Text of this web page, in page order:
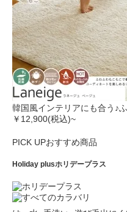
韓国風インテリアにも合う♪
￥12,900(税込)~
PICK UPおすすめ商品
Holiday plusホリデープラス